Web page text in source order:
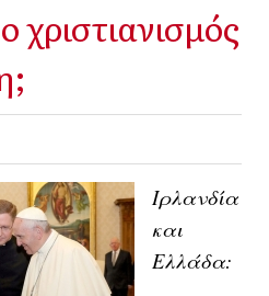
χριστιανισμός
Ιρλανδία
και
Ελλάδα: